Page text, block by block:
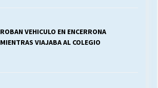
ROBAN VEHICULO EN ENCERRONA
MIENTRAS VIAJABA AL COLEGIO